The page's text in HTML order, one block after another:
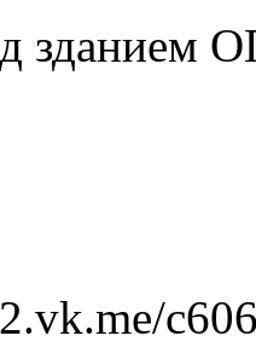
зданием